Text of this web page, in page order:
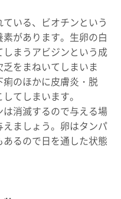
いる、ビオチンという
があります。生卵の白
まうアビジンという成
をまねいてしまいま
のほかに皮膚炎・脱
てしまいます。
消滅するので与える場
ましょう。卵はタンパ
るので日を通した状態